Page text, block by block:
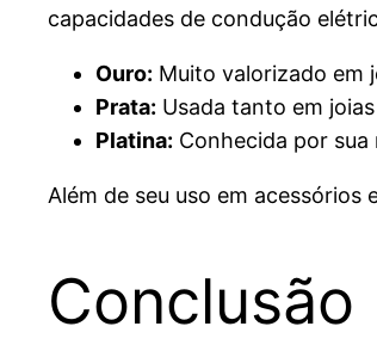
capacidades de condução
Ouro: Muito valorizado em
Prata: Usada tanto em
Platina: Conhecida por sua
Além de seu uso em
Conclusão